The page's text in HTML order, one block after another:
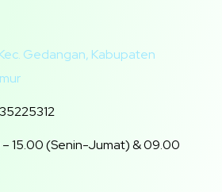
Gedangan, Kabupaten
15.00 (Senin-Jumat) & 09.00